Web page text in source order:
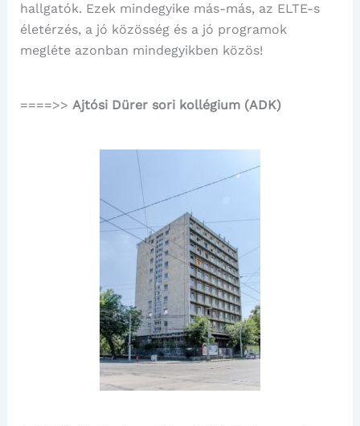
hallgatók. Ezek mindegyike más-más, az ELTE-s
életérzés, a jó közösség és a jó programok
megléte azonban mindegyikben közös!
====>> Ajtósi Dürer sori kollégium (ADK)